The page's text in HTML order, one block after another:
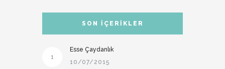
SON İÇERIKLER
1
Esse Çaydanlık
10/07/2015